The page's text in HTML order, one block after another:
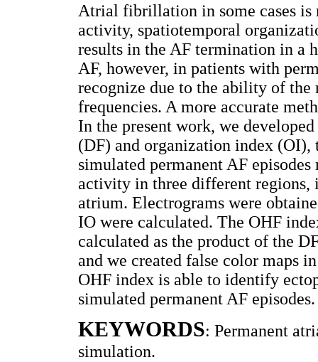
Atrial fibrillation in some cases
activity, spatiotemporal
results in the AF termination in a
AF, however, in patients with
recognize due to the ability of the
frequencies. A more accurate
In the present work, we
(DF) and organization index (OI),
simulated permanent AF
activity in three different regions,
atrium. Electrograms were
IO were calculated. The OHF
calculated as the product of the
and we created false color maps
OHF index is able to identify
simulated permanent AF episodes.
KEYWORDS: Permanent
simulation.